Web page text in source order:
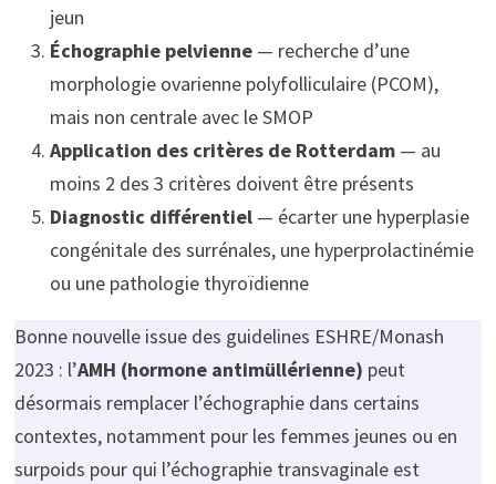
jeun
Échographie pelvienne— recherche d’une
morphologie ovarienne polyfolliculaire (PCOM),
mais non centrale avec le SMOP
Application des critères de Rotterdam— au
moins 2 des 3 critères doivent être présents
Diagnostic différentiel— écarter une hyperplasie
congénitale des surrénales, une hyperprolactinémie
ou une pathologie thyroïdienne
Bonne nouvelle issue des guidelines ESHRE/Monash
2023 : l’AMH (hormone antimüllérienne) peut
désormais remplacer l’échographie dans certains
contextes, notamment pour les femmes jeunes ou en
surpoids pour qui l’échographie transvaginale est